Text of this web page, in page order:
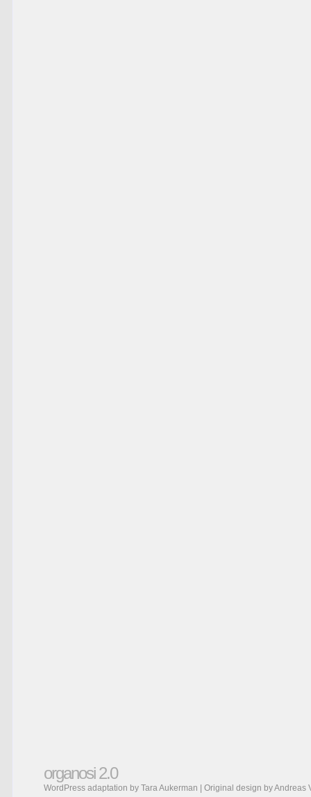
organosi 2.0
WordPress adaptation by Tara Aukerman | Original design byAndreas